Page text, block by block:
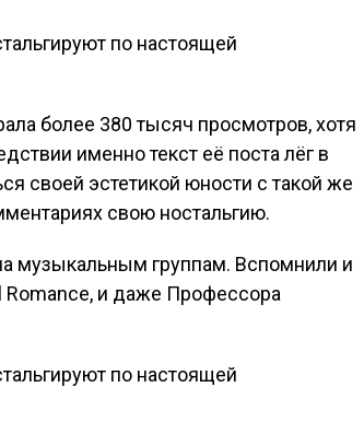
более 380 тысяч просмотров, хотя
именно текст её поста лёг в
своей эстетикой юности с такой же
свою ностальгию.
музыкальным группам. Вспомнили и
Romance, и даже Профессора